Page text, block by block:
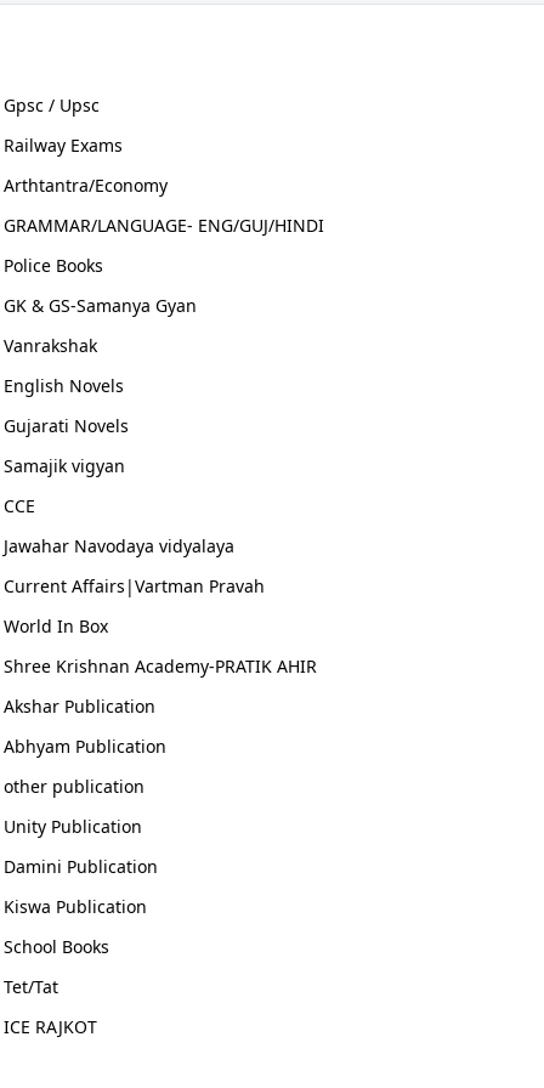
Varso + Paryavaran +
Gpsc / Upsc
Railway Exams
Arthtantra/Economy
GRAMMAR/LANGUAGE- ENG/GUJ/HINDI
Police Books
GK & GS-Samanya Gyan
Vanrakshak
English Novels
Gujarati Novels
Samajik vigyan
CCE
Jawahar Navodaya vidyalaya
Current Affairs|Vartman Pravah
World In Box
Shree Krishnan Academy-PRATIK AHIR
Akshar Publication
Abhyam Publication
other publication
Unity Publication
Damini Publication
Kiswa Publication
School Books
Tet/Tat
ICE RAJKOT